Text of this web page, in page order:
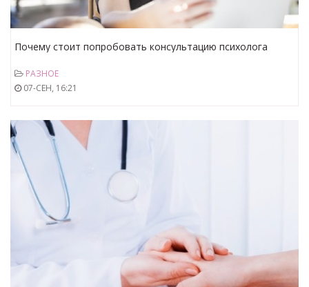
Почему стоит попробовать консультацию психолога
РАЗНОЕ
07-СЕН, 16:21